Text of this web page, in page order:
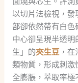
以切片法檢視，
部卻依然帶有白
中心卻呈現半透
生」的夾生豆，在
類物質，形成刺激
全膨脹，萃取率